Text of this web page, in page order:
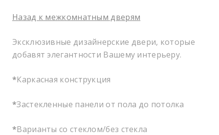
Назад к межкомнатным дверям
Эксклюзивные дизайнерские двери, которые
добавят элегантности Вашему интерьеру.
*Каркасная конструкция
*Застекленные панели от пола до потолка
*Варианты со стеклом/без стекла